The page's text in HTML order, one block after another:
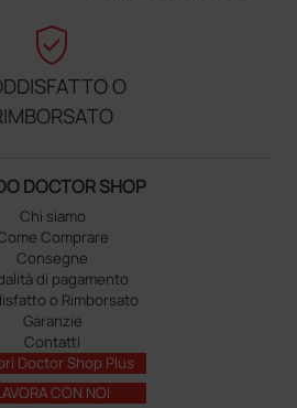
verified_user
O
DOCTOR SHOP
Chi siamo
Comprare
Consegne
di pagamento
o Rimborsato
Garanzie
Contatti
Doctor Shop Plus
CON NOI